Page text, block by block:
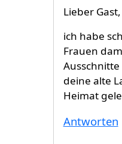
Lieber Gast,
ich habe
Frauen
deine alte
Heimat
Antworten